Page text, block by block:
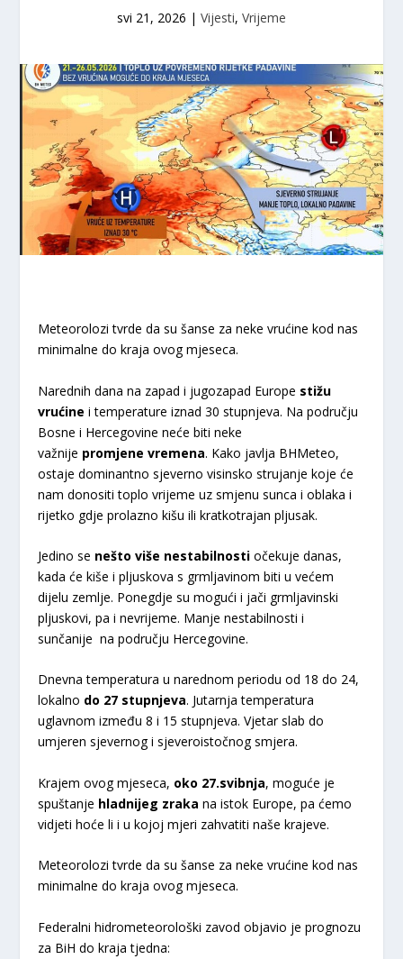
svi 21, 2026 | Vijesti, Vrijeme
Meteorolozi tvrde da su šanse za neke vrućine kod nas
minimalne do kraja ovog mjeseca.
Narednih dana na zapad i jugozapad Europe stižu
vrućinei temperature iznad 30 stupnjeva. Na području
Bosne i Hercegovine neće biti neke
važnije promjene vremena. Kako javlja BHMeteo,
ostaje dominantno sjeverno visinsko strujanje koje će
nam donositi toplo vrijeme uz smjenu sunca i oblaka i
rijetko gdje prolazno kišu ili kratkotrajan pljusak.
Jedino se nešto više nestabilnosti očekuje danas,
kada će kiše i pljuskova s grmljavinom biti u većem
dijelu zemlje. Ponegdje su mogući i jači grmljavinski
pljuskovi, pa i nevrijeme. Manje nestabilnosti i
sunčanije na području Hercegovine.
Dnevna temperatura u narednom periodu od 18 do 24,
lokalno do 27 stupnjeva. Jutarnja temperatura
uglavnom između 8 i 15 stupnjeva. Vjetar slab do
umjeren sjevernog i sjeveroistočnog smjera.
Krajem ovog mjeseca, oko 27.svibnja, moguće je
spuštanje hladnijeg zraka na istok Europe, pa ćemo
vidjeti hoće li i u kojoj mjeri zahvatiti naše krajeve.
Meteorolozi tvrde da su šanse za neke vrućine kod nas
minimalne do kraja ovog mjeseca.
Federalni hidrometeorološki zavod objavio je prognozu
za BiH do kraja tjedna: